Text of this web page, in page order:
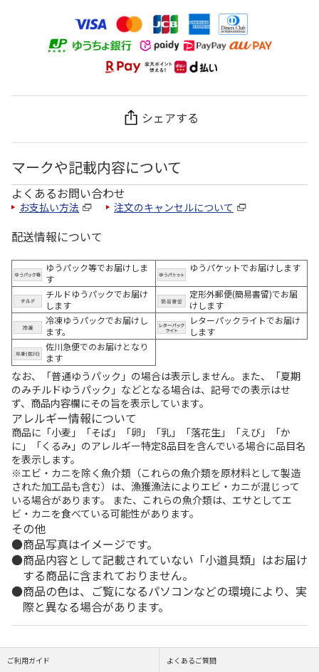
シェアする
マークや記載内容について
よくあるお問い合わせ
お支払い方法 注文のキャンセルについて
配送情報について
ゆうパック等でお届けしま
す
ゆうパケットでお届けします
チルドゆうパックでお届け
します
定形外郵便(簡易書留)でお届
けします
冷凍ゆうパックでお届けし
ます。
レターパックライトでお届け
します
佐川急便でのお届けとなり
ます
なお、「普通ゆうパック」の場合は表示しません。また、「夏期
のみチルドゆうパック」などとなる場合は、記号での表示はせ
ず、商品内容欄にその旨を表示しています。
アレルギー情報について
商品に「小麦」「そば」「卵」「乳」「落花生」「えび」「か
に」「くるみ」のアレルギー特定8品目を含んでいる場合に品目名
を表示します。
※エビ・カニを除く魚介類（これらの魚介類を原材料として製造
された加工品も含む）は、漁獲漁法によりエビ・カニが混じって
いる場合があります。 また、これらの魚介類は、エサとしてエ
ビ・カニを食べている可能性があります。
その他
商品写真はイメージです。
商品内容として記載されていない「小道具類」はお届け
する商品に含まれておりません。
商品の色は、ご覧になるパソコンなどの環境により、実
際と異なる場合があります。
ご利用ガイド よくあるご質問